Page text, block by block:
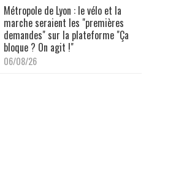
Métropole de Lyon : le vélo et la
marche seraient les "premières
demandes" sur la plateforme "Ça
bloque ? On agit !"
06/08/26